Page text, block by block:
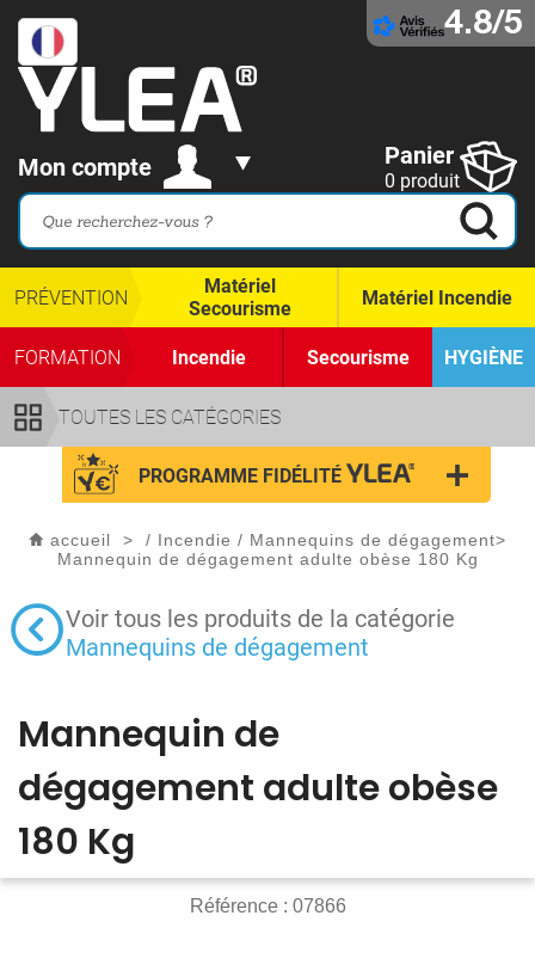
4.8/5
Mon compte Panier
0 produit
TOUTES LES CATÉGORIES
PRÉVENTION
Matériel
Secourisme
Matériel Incendie
FORMATION Incendie Secourisme HYGIÈNE
PROGRAMME FIDÉLITÉ
accueil > / Incendie / Mannequins de dégagement>
Mannequin de dégagement adulte obèse 180 Kg
Voir tous les produits de la catégorie
Mannequins de dégagement
Mannequin de
dégagement adulte obèse
180 Kg
Référence : 07866